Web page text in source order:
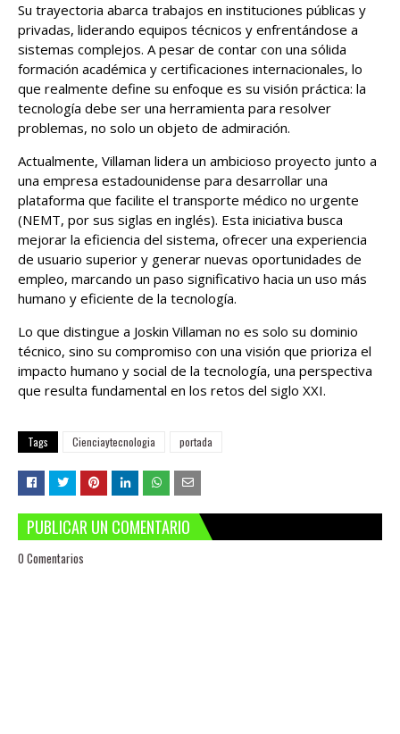
Su trayectoria abarca trabajos en instituciones públicas y
privadas, liderando equipos técnicos y enfrentándose a
sistemas complejos. A pesar de contar con una sólida
formación académica y certificaciones internacionales, lo
que realmente define su enfoque es su visión práctica: la
tecnología debe ser una herramienta para resolver
problemas, no solo un objeto de admiración.
Actualmente, Villaman lidera un ambicioso proyecto junto a
una empresa estadounidense para desarrollar una
plataforma que facilite el transporte médico no urgente
(NEMT, por sus siglas en inglés). Esta iniciativa busca
mejorar la eficiencia del sistema, ofrecer una experiencia
de usuario superior y generar nuevas oportunidades de
empleo, marcando un paso significativo hacia un uso más
humano y eficiente de la tecnología.
Lo que distingue a Joskin Villaman no es solo su dominio
técnico, sino su compromiso con una visión que prioriza el
impacto humano y social de la tecnología, una perspectiva
que resulta fundamental en los retos del siglo XXI.
Tags Cienciaytecnologia portada
PUBLICAR UN COMENTARIO
0 Comentarios